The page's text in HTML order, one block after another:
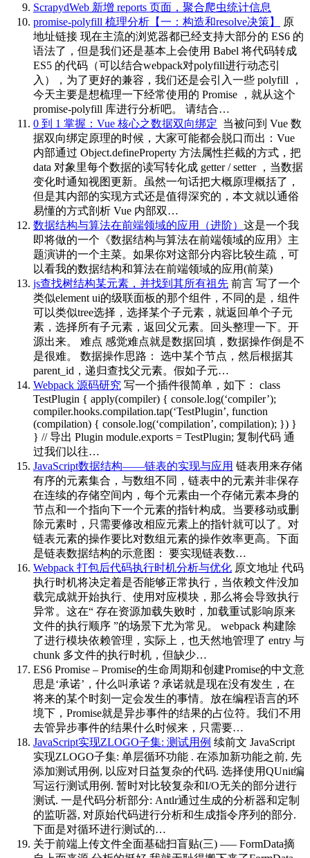
ScrapydWeb 新增 reports 页面，聚合爬虫统计信息
promise-polyfill 梳理分析【一：构造和resolve决策】
原
地址链接 现在主流的浏览器都已经支持大部分的 ES6 的
语法了，但是我们还是基本上会使用 Babel 将代码转成
ES5 的代码（可以结合webpack对polyfill进行动态引
入），为了更好的兼容，我们还是会引入一些 polyfill ，
今天主要是想梳理一下经常使用的 Promise ，就从这个
promise-polyfill 库进行分析吧。 请结合…
0 到 1 掌握：Vue 核心之数据双向绑定 ​ 当被问到 Vue 数
据双向绑定原理的时候，大家可能都会脱口而出：Vue
内部通过 Object.defineProperty 方法属性拦截的方式，把
data 对象里每个数据的读写转化成 getter / setter ，当数据
变化时通知视图更新。虽然一句话把大概原理概括了，
但是其内部的实现方式还是值得深究的，本文就以通俗
易懂的方式剖析 Vue 内部双…
数据结构与算法在前端领域的应用（进阶） 这是一个我
即将做的一个《数据结构与算法在前端领域的应用》主
题演讲的一个主菜。如果你对这部分内容比较生疏，可
以看我的数据结构和算法在前端领域的应用(前菜)
js查找树结构某元素，并找到其所有祖先 前言 写了一个
类似element ui的级联面板的那个组件，不同的是，组件
可以类似tree选择，选择某个子元素，就返回单个子元
素，选择所有子元素，返回父元素。回头整理一下。开
源出来。 难点 感觉难点就是数据回填，数据操作倒是不
是很难。 数据操作思路： 选中某个节点，然后根据其
parent_id，递归查找父元素。假如子元…
Webpack 源码研究 写一个插件很简单，如下： class
TestPlugin { apply(compiler) { console.log(‘compiler’);
compiler.hooks.compilation.tap(‘TestPlugin’, function
(compilation) { console.log(‘compilation’, compilation); }) }
} // 导出 Plugin module.exports = TestPlugin; 复制代码 通
过我们以往…
JavaScript数据结构——链表的实现与应用 链表用来存储
有序的元素集合，与数组不同，链表中的元素并非保存
在连续的存储空间内，每个元素由一个存储元素本身的
节点和一个指向下一个元素的指针构成。当要移动或删
除元素时，只需要修改相应元素上的指针就可以了。对
链表元素的操作要比对数组元素的操作效率更高。下面
是链表数据结构的示意图： 要实现链表数…
Webpack 打包后代码执行时机分析与优化 原文地址 代码
执行时机将决定着是否能够正常执行，当依赖文件没加
载完成就开始执行、使用对应模块，那么将会导致执行
异常。这在“ 存在资源加载失败时，加载重试影响原来
文件的执行顺序 ”的场景下尤为常见。 webpack 构建除
了进行模块依赖管理，实际上，也天然地管理了 entry 与
chunk 多文件的执行时机，但缺少…
ES6 Promise – Promise的生命周期和创建Promise的中文意
思是‘承诺’，什么叫承诺？承诺就是现在没有发生，在
将来的某个时刻一定会发生的事情。放在编程语言的环
境下，Promise就是异步事件的结果的占位符。我们不用
去管异步事件的结果什么时候来，只需要…
JavaScript实现ZLOGO子集: 测试用例 续前文 JavaScript
实现ZLOGO子集: 单层循环功能 . 在添加新功能之前, 先
添加测试用例, 以应对日益复杂的代码. 选择使用QUnit编
写运行测试用例. 暂时对比较复杂和I/O无关的部分进行
测试. 一是代码分析部分: Antlr通过生成的分析器和定制
的监听器, 对原始代码进行分析和生成指令序列的部分.
下面是对循环进行测试的…
关于前端上传文件全面基础扫盲贴(三) —– FormData摘